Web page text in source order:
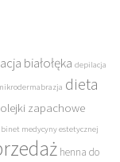
białołęka depilacja
dieta
zapachowe
medycyny estetycznej
henna do